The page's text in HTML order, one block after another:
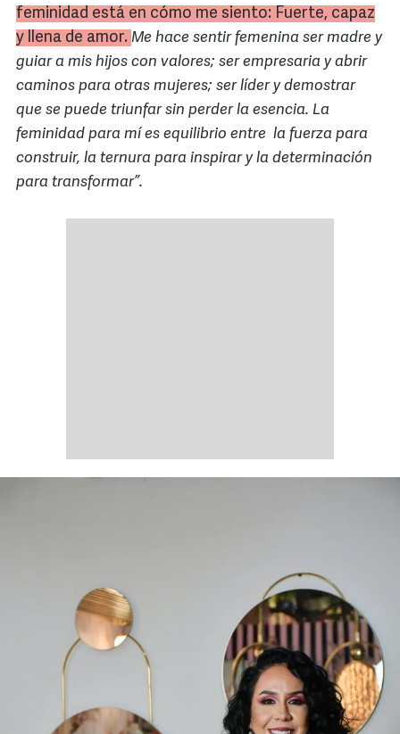
feminidad está en cómo me siento: Fuerte, capaz
y llena de amor. Me hace sentir femenina ser madre y
guiar a mis hijos con valores; ser empresaria y abrir
caminos para otras mujeres; ser líder y demostrar
que se puede triunfar sin perder la esencia. La
feminidad para mí es equilibrio entre la fuerza para
construir, la ternura para inspirar y la determinación
para transformar”.